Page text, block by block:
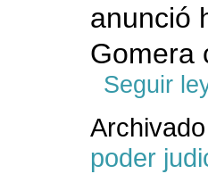
anunció
Gomera
Seguir
poder